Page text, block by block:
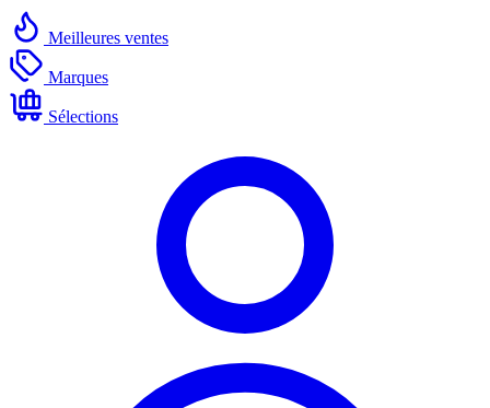
Meilleures ventes
Marques
Sélections